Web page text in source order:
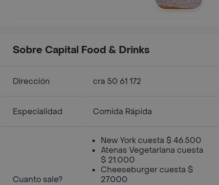
Sobre Capital Food & Drinks
Dirección cra 50 61 172
Especialidad Comida Rápida
Cuanto sale?
New York cuesta $ 46.500
Atenas Vegetariana cuesta
$ 21.000
Cheeseburger cuesta $
27.000